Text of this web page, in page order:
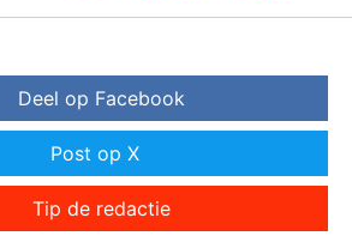
Deel op Facebook
Post op X
Tip de redactie